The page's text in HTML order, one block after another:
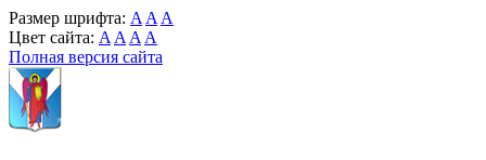
Размер шрифта: A A A
Цвет сайта: A A A A
Полная версия сайта